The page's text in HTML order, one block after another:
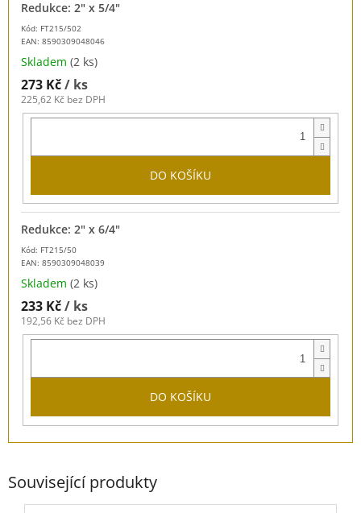
Kód: FT215/502
EAN: 8590309048046
Redukce: 2" x 5/4"
Skladem (2 ks)
273 Kč/ ks
225,62 Kč bez DPH
DO KOŠÍKU
Kód: FT215/50
EAN: 8590309048039
Redukce: 2" x 6/4"
Skladem (2 ks)
233 Kč/ ks
192,56 Kč bez DPH
DO KOŠÍKU
Související produkty